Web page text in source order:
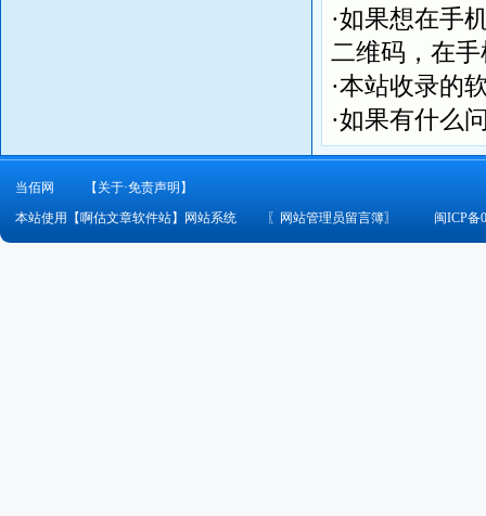
·如果想在手
二维码，在
·本站收录的
·如果有什么
当佰网
【关于·免责声明】
本站使用【啊估文章软件站】网站系统
〖 网站管理员留言簿〗 闽ICP备